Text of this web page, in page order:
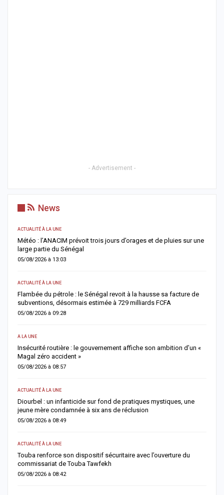
- Advertisement -
News
À LA UNE
: l’ANACIM prévoit trois jours d’orages et de pluies sur une
partie du Sénégal
08/2026 à 13:03
À LA UNE
du pétrole : le Sénégal revoit à la hausse sa facture de
désormais estimée à 729 milliards FCFA
08/2026 à 09:28
routière : le gouvernement affiche son ambition d’un «
zéro accident »
08/2026 à 08:57
À LA UNE
: un infanticide sur fond de pratiques mystiques, une
mère condamnée à six ans de réclusion
08/2026 à 08:49
À LA UNE
renforce son dispositif sécuritaire avec l’ouverture du
de Touba Tawfekh
08/2026 à 08:42
Jaxaay :